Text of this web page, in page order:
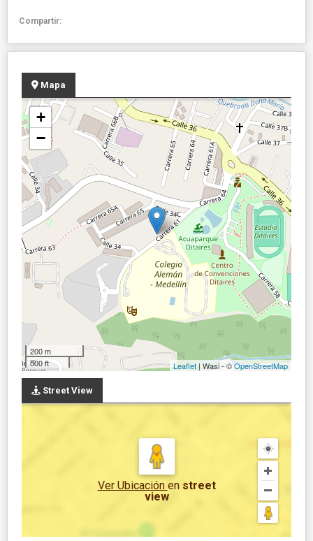
Compartir:
Mapa
+
−
200 m
500 ft
Leaflet| Wasi - ©OpenStreetMap
Street View
Ver Ubicación en street
view